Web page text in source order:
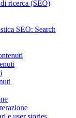
ricerca (SEO)
SEO: Search
e user stories